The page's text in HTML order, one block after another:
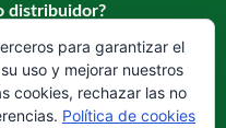
distribuidor?
hacerse cliente.
para garantizar el
uso y mejorar nuestros
cookies, rechazar las no
Política de cookies